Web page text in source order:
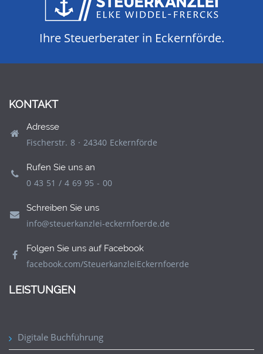
Ihre Steuerberater in Eckernförde.
KONTAKT
Adresse
Fischerstr. 8 · 24340 Eckernförde
Rufen Sie uns an
0 43 51 / 4 69 95 - 00
Schreiben Sie uns
info@steuerkanzlei-eckernfoerde.de
Folgen Sie uns auf Facebook
facebook.com/SteuerkanzleiEckernfoerde
LEISTUNGEN
Digitale Buchführung